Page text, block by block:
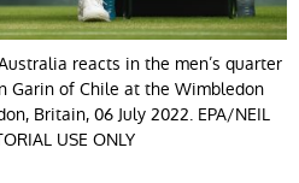
reacts in the men’s quarter
Garin of Chile at the Wimbledon
Britain, 06 July 2022. EPA/NEIL
USE ONLY